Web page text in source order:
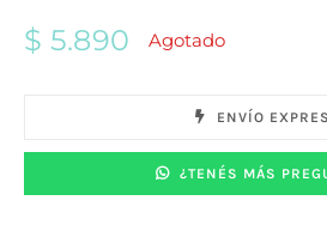
$ 5.890 Agotado
ENVÍO
¿TENÉS MÁS